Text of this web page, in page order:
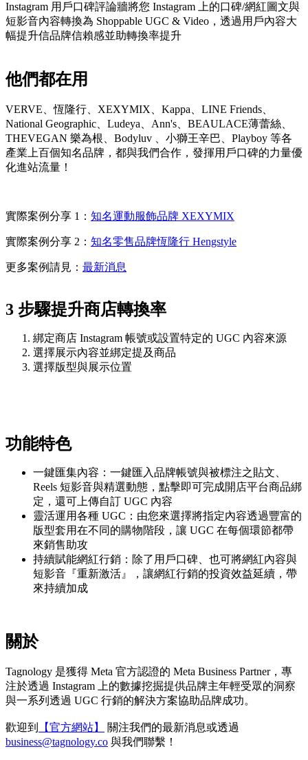
Instagram 用戶口碑評論牆將您 Instagram 上的口碑/網紅圖文與
短影音內容轉換為 Shoppable UGC & Video，透過用戶內容大
幅提升信品牌信賴感並助轉換率提升
他們都在用
VERVE、恆隆行、XEXYMIX、Kappa、LINE Friends、
National Geographic、Ludeya、Ann's、BEAULACE薄蕾絲、
THEVEGAN 樂為根、Bodyluv 、小獅王辛巴、Playboy 等各
產業上百個知名品牌，都與我們合作，發揮用戶口碑的力量優
化進站流量！
實際案例分享 1： 知名運動服飾品牌 XEXYMIX
實際案例分享 2： 知名零售品牌恆隆行 Hengstyle
更多案例請見： 最新消息
3 步驟提升商店轉換率
綁定商店 Instagram 帳號或設置特定的 UGC 內容來源
選擇展示內容並綁定提及商品
選擇版型與展示位置
功能特色
一鍵匯集內容： 一鍵匯入品牌帳號與被標注之貼文、
Reels 短影音與精選動態，點擊即可完成開店平台商品綁
定，還可上傳自訂 UGC 內容
靈活運用各種 UGC： 由您來選擇將指定內容透過豐富的
版型套用在不同的購物階段，讓 UGC 在每個環節都帶
來銷售助攻
持續賦能網紅行銷： 除了用戶口碑、也可將網紅內容與
短影音『重新激活』，讓網紅行銷的投資效益延續，帶
來持續加成
關於
Tagnology 是獲得 Meta 官方認證的 Meta Business Partner，專
注於透過 Instagram 上的數據挖掘提供品牌主年輕受眾的洞察
與一系列透過 UGC 行銷的解決方案協助品牌成功。
歡迎到 【官方網站】
關注我們的最新消息或透過
business@tagnology.co 與我們聯繫！